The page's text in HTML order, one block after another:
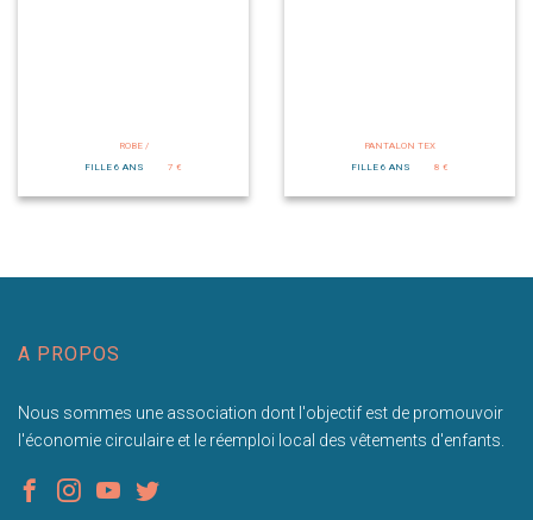
ROBE /
FILLE 6 ANS
7 €
PANTALON TEX
FILLE 6 ANS
8 €
A PROPOS
Nous sommes une association dont l'objectif est de promouvoir
l'économie circulaire et le réemploi local des vêtements d'enfants.